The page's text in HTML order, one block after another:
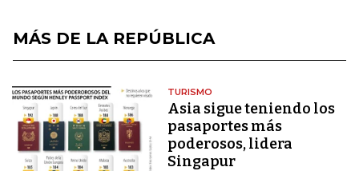
MÁS DE LA REPÚBLICA
TURISMO
Asia sigue teniendo los
pasaportes más
poderosos, lidera
Singapur